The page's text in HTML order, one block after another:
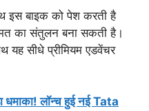
बाइक को पेश करती है
का संतुलन बना सकती है।
यह सीधे प्रीमियम एडवेंचर
लॉन्च हुई नई Tata